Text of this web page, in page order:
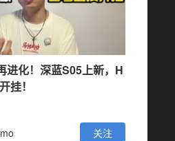
进化！深蓝S05上新，H
挂！
关注